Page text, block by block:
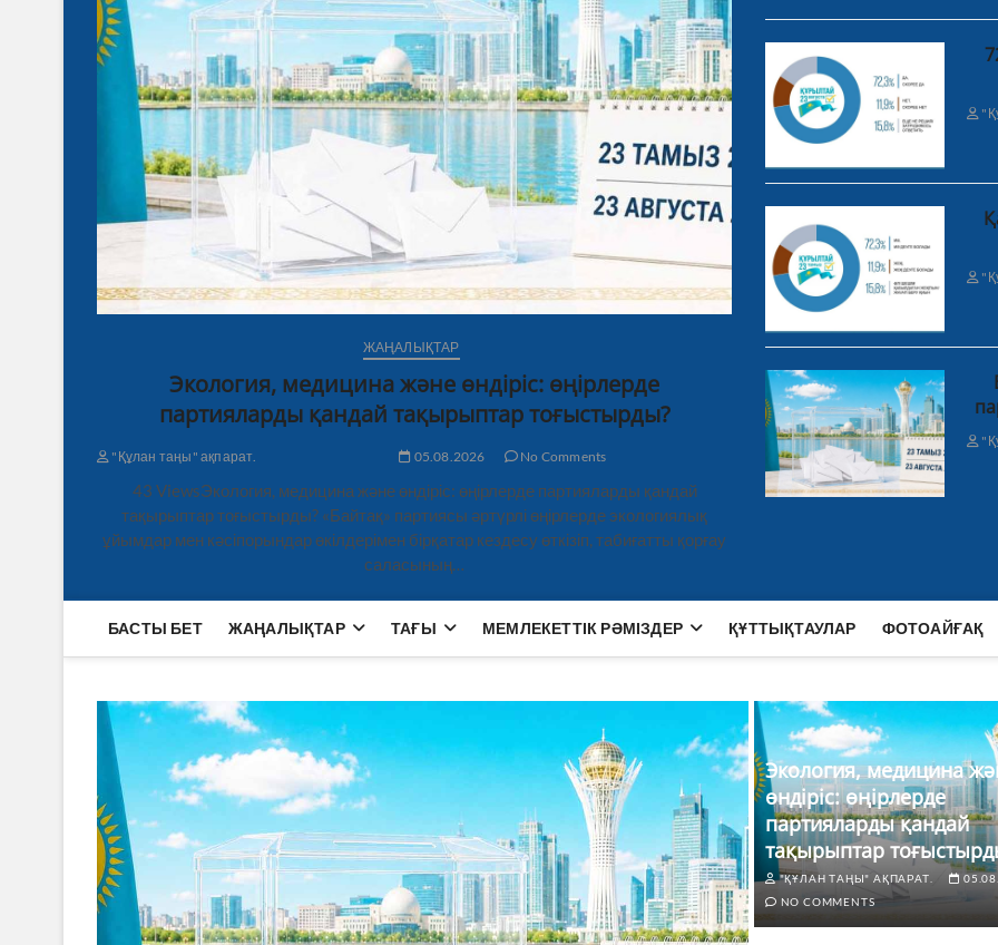
ЖАҢАЛЫҚТАР
Экология, медицина және өндіріс: өңірлерде
партияларды қандай тақырыптар тоғыстырды?
"Құлан таңы" ақпарат. 05.08.2026 No Comments
43 ViewsЭкология, медицина және өндіріс: өңірлерде партияларды қандай
тақырыптар тоғыстырды? «Байтақ» партиясы әртүрлі өңірлерде экологиялық
ұйымдар мен кәсіпорындар өкілдерімен бірқатар кездесу өткізіп, табиғатты қорғау
саласының…
БАСТЫ БЕТ ЖАҢАЛЫҚТАР ТАҒЫ МЕМЛЕКЕТТІК РӘМІЗДЕР ҚҰТТЫҚТАУЛАР ФОТОАЙҒАҚ
Экология, медицина
өндіріс: өңірлерде
партияларды қандай
тақырыптар
"ҚҰЛАН ТАҢЫ" АҚПАРАТ.
NO COMMENTS